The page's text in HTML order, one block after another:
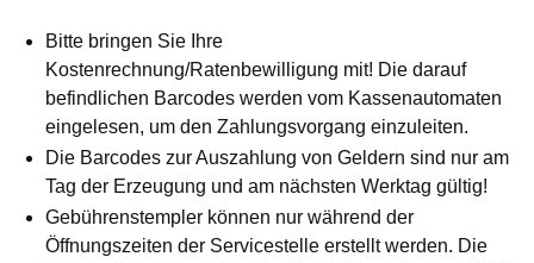
Bitte bringen Sie Ihre
Kostenrechnung/Ratenbewilligung mit! Die darauf
befindlichen Barcodes werden vom Kassenautomaten
eingelesen, um den Zahlungsvorgang einzuleiten.
Die Barcodes zur Auszahlung von Geldern sind nur am
Tag der Erzeugung und am nächsten Werktag gültig!
Gebührenstempler können nur während der
Öffnungszeiten der Servicestelle erstellt werden. Die